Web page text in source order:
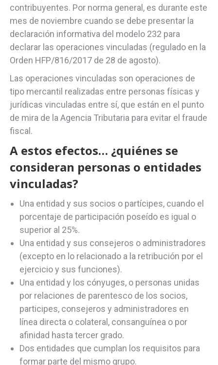
contribuyentes. Por norma general, es durante este
mes de noviembre cuando se debe presentar la
declaración informativa del modelo 232 para
declarar las operaciones vinculadas (regulado en la
Orden HFP/816/2017 de 28 de agosto).
Las operaciones vinculadas son operaciones de
tipo mercantil realizadas entre personas físicas y
jurídicas vinculadas entre sí, que están en el punto
de mira de la Agencia Tributaria para evitar el fraude
fiscal.
A estos efectos… ¿quiénes se
consideran personas o entidades
vinculadas?
Una entidad y sus socios o partícipes, cuando el
porcentaje de participación poseído es igual o
superior al 25%.
Una entidad y sus consejeros o administradores
(excepto en lo relacionado a la retribución por el
ejercicio y sus funciones).
Una entidad y los cónyuges, o personas unidas
por relaciones de parentesco de los socios,
participes, consejeros y administradores en
línea directa o colateral, consanguínea o por
afinidad hasta tercer grado.
Dos entidades que cumplan los requisitos para
formar parte del mismo grupo.